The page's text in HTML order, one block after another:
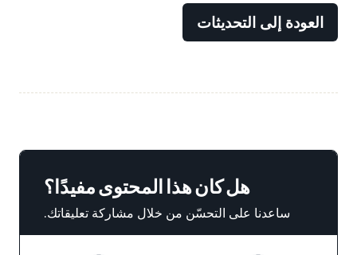
العودة إلى التحديثات
هل كان هذا المحتوى مفيدًا؟
ساعدنا على التحسّن من خلال مشاركة تعليقاتك.